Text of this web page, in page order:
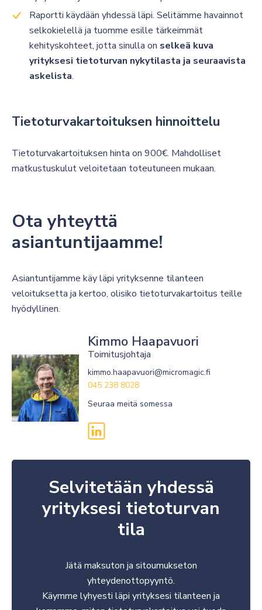
Raportti käydään yhdessä läpi. Selitämme havainnot
selkokielellä ja tuomme esille tärkeimmät
kehityskohteet, jotta sinulla on selkeä kuva
yrityksesi tietoturvan nykytilasta ja seuraavista
askelista.
Tietoturvakartoituksen hinnoittelu
Tietoturvakartoituksen hinta on 900€. Mahdolliset
matkustuskulut veloitetaan toteutuneen mukaan.
Ota yhteyttä
asiantuntijaamme!
Asiantuntijamme käy läpi yrityksenne tilanteen
veloituksetta ja kertoo, olisiko tietoturvakartoitus teille
hyödyllinen.
Kimmo Haapavuori
Toimitusjohtaja
kimmo.haapavuori@micromagic.fi
045 238 8028
Seuraa meitä somessa
Selvitetään yhdessä
yrityksesi tietoturvan
tila
Jätä maksuton ja sitoumukseton
yhteydenottopyyntö.
Käymme lyhyesti läpi yrityksesi tilanteen ja